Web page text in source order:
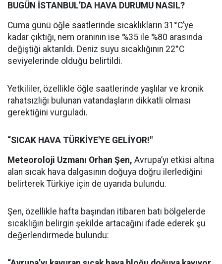
BUGÜN İSTANBUL’DA HAVA DURUMU NASIL?
Cuma günü öğle saatlerinde sıcaklıkların 31°C’ye
kadar çıktığı, nem oranının ise %35 ile %80 arasında
değiştiği aktarıldı. Deniz suyu sıcaklığının 22°C
seviyelerinde olduğu belirtildi.
Yetkililer, özellikle öğle saatlerinde yaşlılar ve kronik
rahatsızlığı bulunan vatandaşların dikkatli olması
gerektiğini vurguladı.
“SICAK HAVA TÜRKİYE'YE GELİYOR!"
Meteoroloji Uzmanı Orhan Şen, Avrupa’yı etkisi altına
alan sıcak hava dalgasının doğuya doğru ilerlediğini
belirterek Türkiye için de uyarıda bulundu.
Şen, özellikle hafta başından itibaren batı bölgelerde
sıcaklığın belirgin şekilde artacağını ifade ederek şu
değerlendirmede bulundu: